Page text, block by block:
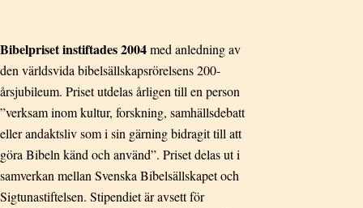
Bibelpriset instiftades 2004med anledning av
den världsvida bibelsällskapsrörelsens 200-
årsjubileum. Priset utdelas årligen till en person
”verksam inom kultur, forskning, samhällsdebatt
eller andaktsliv som i sin gärning bidragit till att
göra Bibeln känd och använd”. Priset delas ut i
samverkan mellan Svenska Bibelsällskapet och
Sigtunastiftelsen. Stipendiet är avsett för